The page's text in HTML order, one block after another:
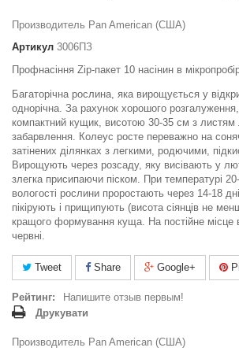
Производитель Pan American (США)
Артикул 3006ПЗ
Профнасіння Zip-пакет 10 насінин в
Багаторічна рослина, яка вирощується у
однорічна. За рахунок хорошого
компактний кущик, висотою 30-35 см з листям
забарвлення. Колеус росте переважно на
затінених ділянках з легкими, родючими,
Вирощують через розсаду, яку висівають у
злегка присипаючи піском. При температурі 20-
вологості рослини проростають через 14-18
пікірують і прищипують (висота сіянців не
кращого формування куща. На постійне
червні.
Tweet Share Google+
Рейтинг:
Напишите отзыв первым!
Друкувати
Производитель Pan American (США)